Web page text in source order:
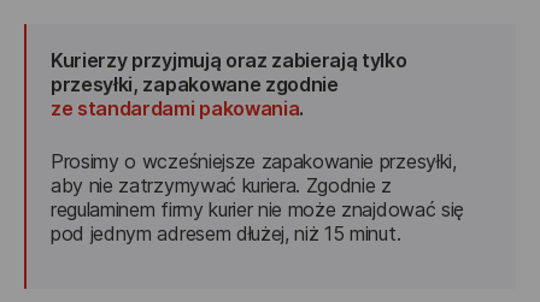
Kurierzy przyjmują oraz zabierają tylko
przesyłki, zapakowane zgodnie
ze standardami pakowania.
Prosimy o wcześniejsze zapakowanie przesyłki,
aby nie zatrzymywać kuriera. Zgodnie z
regulaminem firmy kurier nie może znajdować się
pod jednym adresem dłużej, niż 15 minut.